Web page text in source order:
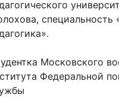
специальность
Московского
Федеральной